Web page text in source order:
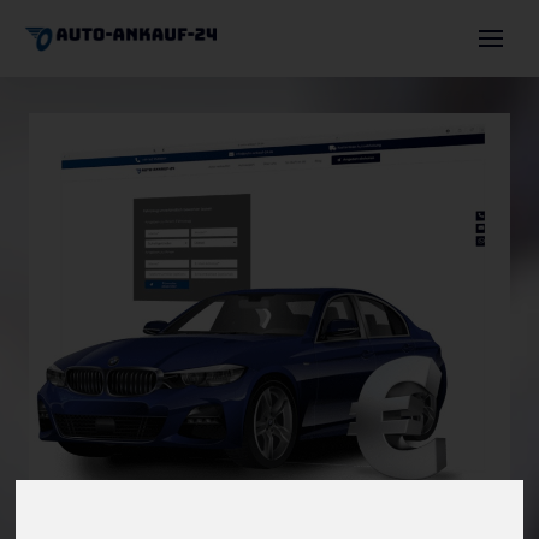
Autoexport
Angebot einholen
+491744630036